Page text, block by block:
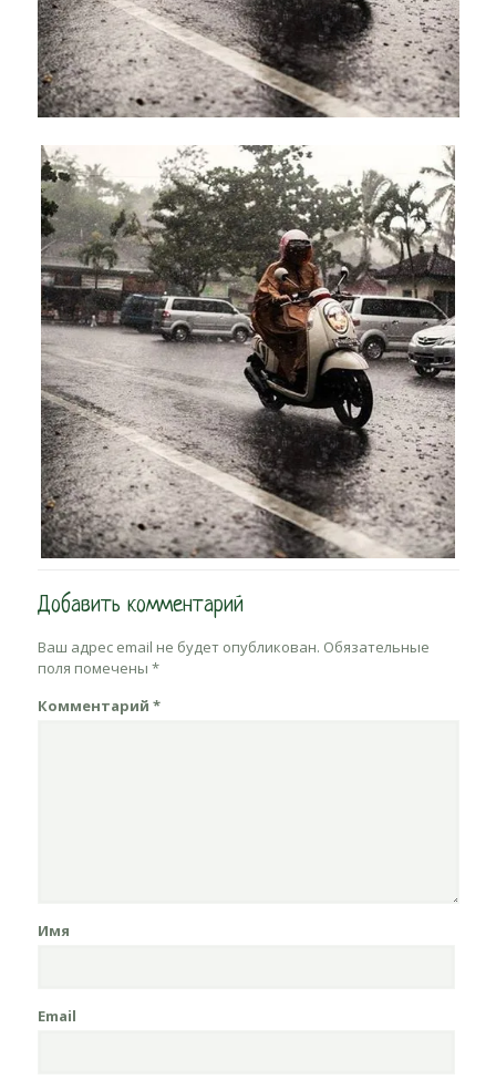
Добавить комментарий
Ваш адрес email не будет опубликован. Обязательные
поля помечены *
Комментарий *
Имя
Email